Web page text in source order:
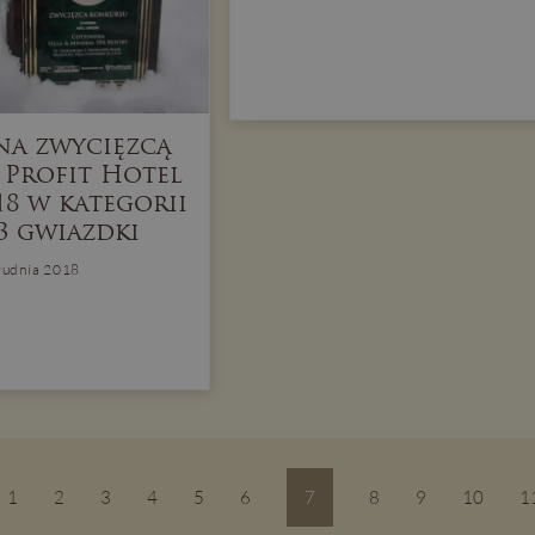
zwycięzcą
Profit Hotel
w kategorii
gwiazdki
2018
1 2 3 4 5 6 7 8 9 10